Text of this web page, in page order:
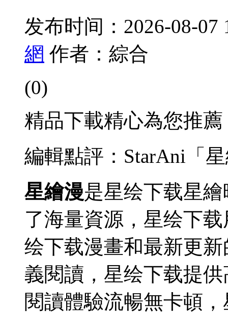
发布时间：2026-08-07
網 作者：綜合
(0)
精品下載精心為您推薦
編輯點評：StarAni「
星繪漫是星绘下载星
了海量資源，星绘下
绘下载漫畫和最新更
義閱讀，星绘下载提
閱讀體驗流暢無卡頓